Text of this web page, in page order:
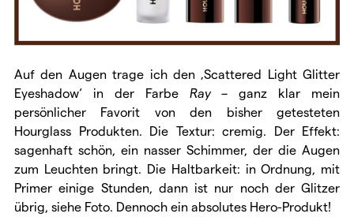
Auf den Augen trage ich den ‚Scattered Light Glitter
Eyeshadow‘ in der Farbe Ray –ganz klar mein
persönlicher Favorit von den bisher getesteten
Hourglass Produkten. Die Textur: cremig. Der Effekt:
sagenhaft schön, ein nasser Schimmer, der die Augen
zum Leuchten bringt. Die Haltbarkeit: in Ordnung, mit
Primer einige Stunden, dann ist nur noch der Glitzer
übrig, siehe Foto. Dennoch ein absolutes Hero-Produkt!